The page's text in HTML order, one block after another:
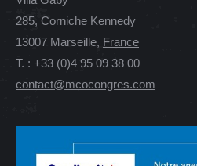
285, Corniche Kennedy
13007 Marseille, France
T. : +33 (0)4 95 09 38 00
contact@mcocongres.com